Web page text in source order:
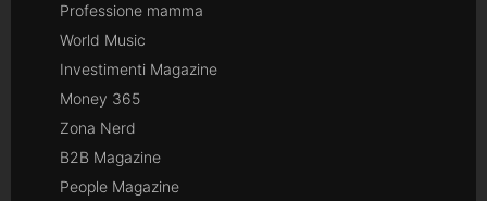
Professione mamma
World Music
Investimenti Magazine
Money 365
Zona Nerd
B2B Magazine
People Magazine